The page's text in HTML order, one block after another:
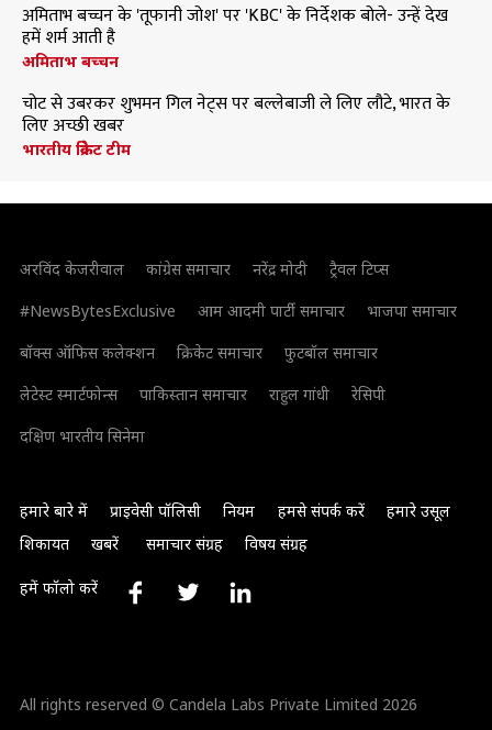
अमिताभ बच्चन के 'तूफानी जोश' पर 'KBC' के निर्देशक बोले- उन्हें देख
हमें शर्म आती है
अमिताभ बच्चन
चोट से उबरकर शुभमन गिल नेट्स पर बल्लेबाजी ले लिए लौटे, भारत के
लिए अच्छी खबर
भारतीय क्रिकेट टीम
अरविंद केजरीवाल कांग्रेस समाचार नरेंद्र मोदी
ट्रैवल टिप्स
#NewsBytesExclusive
आम आदमी पार्टी समाचार
भाजपा समाचार
बॉक्स ऑफिस कलेक्शन
क्रिकेट समाचार
फुटबॉल समाचार
लेटेस्ट स्मार्टफोन्स
पाकिस्तान समाचार राहुल गांधी
रेसिपी
दक्षिण भारतीय सिनेमा
हमारे बारे में प्राइवेसी पॉलिसी नियम हमसे संपर्क करें
हमारे उसूल
शिकायत
खबरें समाचार संग्रह विषय संग्रह
हमें फॉलो करें
All rights reserved © Candela Labs Private Limited 2026